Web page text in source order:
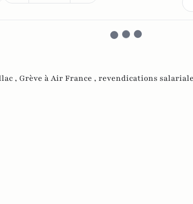
, Grève à Air France , revendications